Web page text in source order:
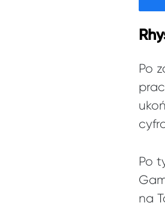
Po
Po
na